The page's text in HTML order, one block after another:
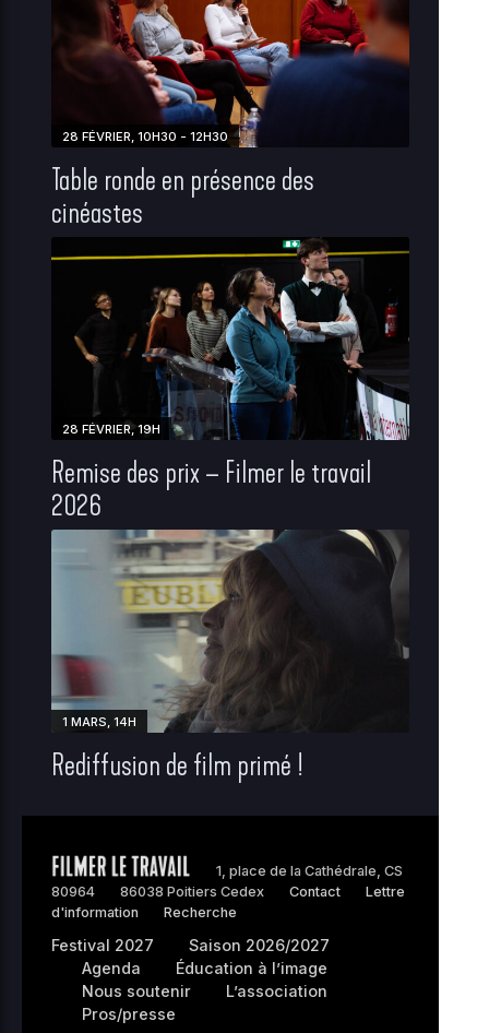
28 FÉVRIER, 10H30 - 12H30
Table ronde en présence des
cinéastes
28 FÉVRIER, 19H
Remise des prix – Filmer le travail
2026
1 MARS, 14H
Rediffusion de film primé !
1, place de la Cathédrale, CS
80964
86038 Poitiers Cedex Contact
Lettre
d'information
Recherche
Festival 2027
Saison 2026/2027
Agenda
Éducation à l’image
Nous soutenir
L’association
Pros/presse